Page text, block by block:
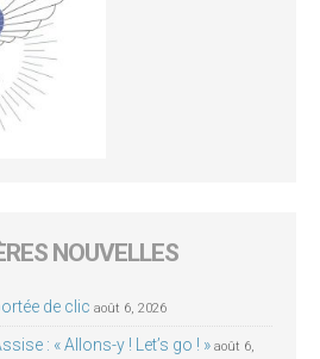
NOUVELLES
de clic août 6, 2026
: « Allons-y ! Let’s go ! » août 6,